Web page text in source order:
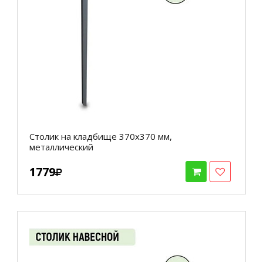
Столик на кладбище 370х370 мм,
металлический
1779